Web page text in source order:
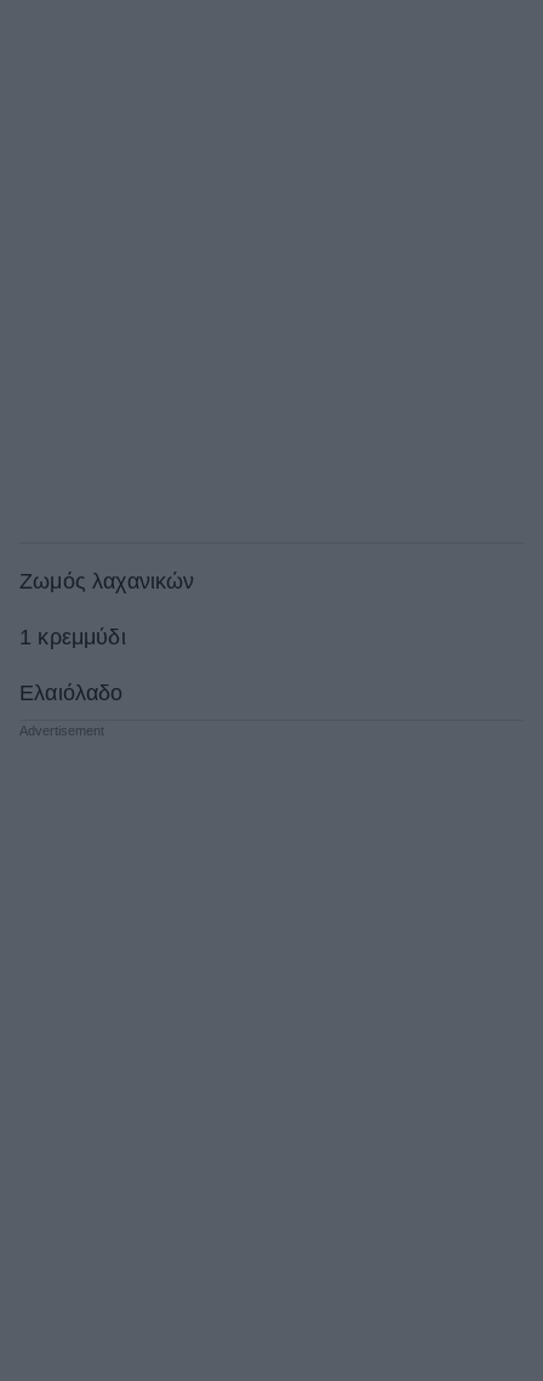
Ζωμός λαχανικών
1 κρεμμύδι
Ελαιόλαδο